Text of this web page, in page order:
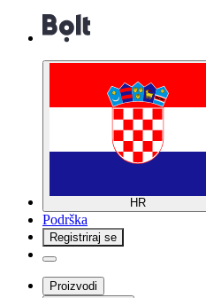
HR
Podrška
Registriraj se
Proizvodi